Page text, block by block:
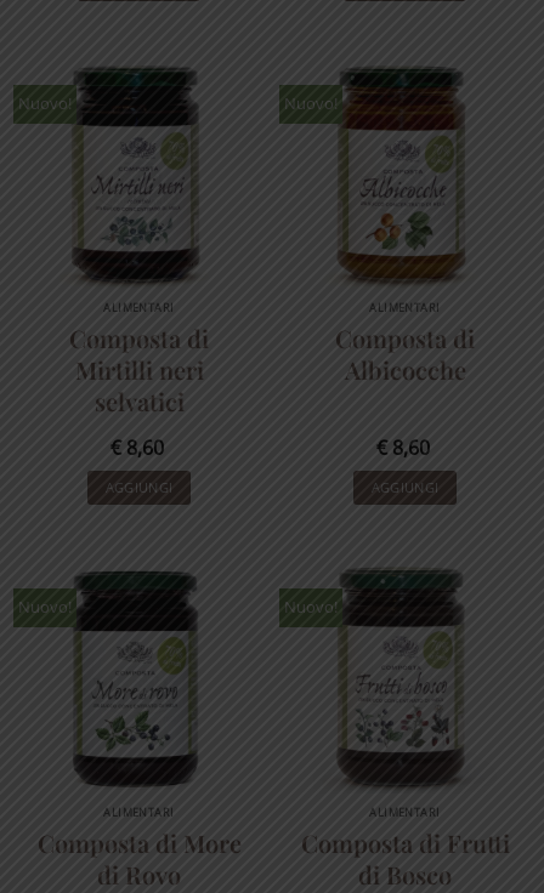
Nuovo!
ALIMENTARI
Composta di
Mirtilli neri
selvatici
€8,60
AGGIUNGI
Nuovo!
ALIMENTARI
Composta di
Albicocche
€8,60
AGGIUNGI
Nuovo!
ALIMENTARI
Composta di More
di Rovo
Nuovo!
ALIMENTARI
Composta di Frutti
di Bosco